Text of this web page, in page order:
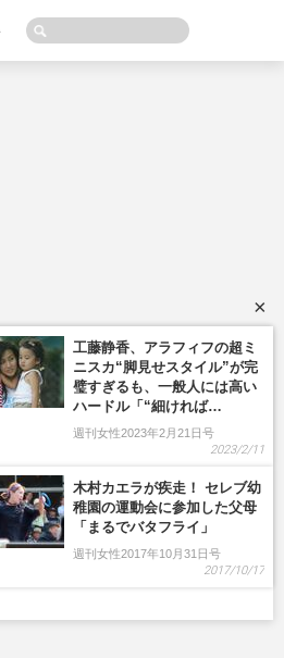
け”は？
×
工藤静香、アラフィフの超ミ
ニスカ“脚見せスタイル”が完
璧すぎるも、一般人には高い
ハードル「“細ければ…
週刊女性2023年2月21日号
2023/2/11
木村カエラが疾走！ セレブ幼
稚園の運動会に参加した父母
「まるでバタフライ」
週刊女性2017年10月31日号
2017/10/17